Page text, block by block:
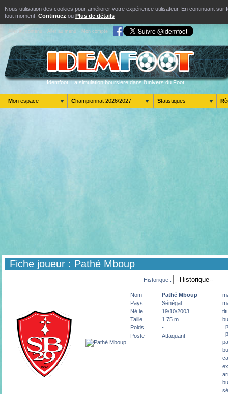
Nous utilisation des cookies pour améliorer votre expérience utilisateur. En continuant
tout moment. Continuez ou Plus de détails
Aller au contenu Aller au menu Mon compte
Idemfoot. La simulation boursière dans l'univers du Foot
Mon espace Championnat 2026/2027 Statistiques
Fiche joueur : Pathé Mboup
Historique :
Nom Pathé Mboup
Pays
Sénégal
Né le
19/10/2003
Taille
1.75 m
Poids
-
Poste
Attaquant